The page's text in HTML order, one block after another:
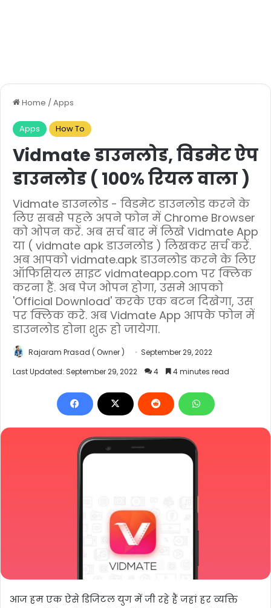
Home / Apps
Apps How To
Vidmate डाउनलोड, विडमेट ऐप
डाउनलोड ( 100% रियल वाला )
Vidmate डाउनलोड - विडमेट डाउनलोड करने के
लिए सबसे पहले अपने फोन में Chrome Browser
को ओपन करें. अब सर्च बार में लिखे Vidmate App
या ( vidmate apk डाउनलोड ) लिखकर सर्च करें.
अब आपको vidmate.apk डाउनलोड करने के लिए
ऑफिसियल साइट vidmateapp.com पर क्लिक
करना हैं. अब पेज ओपन होगा, उसमे आपको
'Official Download' करके एक बटन दिखेगा, उस
पर क्लिक करे. अब Vidmate App आपके फोन में
डाउनलोड होना शुरू हो जायेगा.
Rajaram Prasad ( Owner )
September 29, 2022
Last Updated: September 29, 2022
4 4 minutes read
आज हम एक ऐसे डिजिटल युग में जी रहे हैं जहां हर व्यक्ति